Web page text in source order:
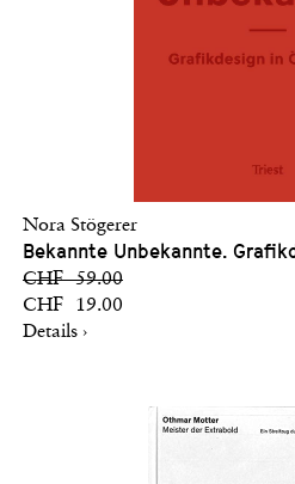
Nora Stögerer
Bekannte Unbekannte.
CHF 59.00
CHF 19.00
Details ›